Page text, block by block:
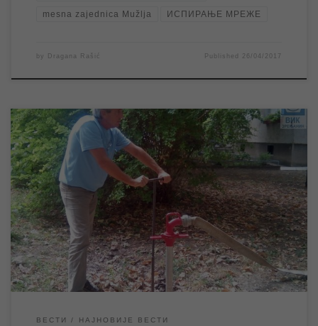
mesna zajednica Mužlja ИСПИРАЊЕ МРЕЖЕ
by Dragana Rašić Published 26/04/2017
Данас у току преподнева радници ЈКП „Водовод и
канализација“ вршиће испирање водоводне мреже у улици
Тоше Јовановића. Из тог разлога могуће је да ће у поменутој
улици, као и у околним улицама, у преподневним часовима, док
траје испирање, доћи до пада притиска у мрежи. Испирање
водоводне мреже спроводи се од […]
ВЕСТИ НАЈНОВИЈЕ ВЕСТИ